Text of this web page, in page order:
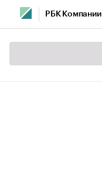
РБК Компании